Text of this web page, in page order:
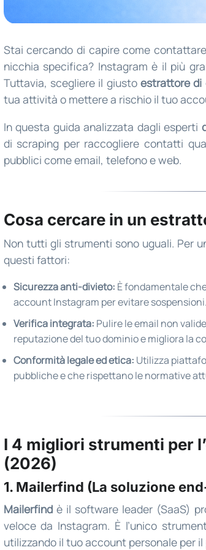
Stai cercando di capire come
nicchia specifica? Instagram è il più
Tuttavia, scegliere il giustoestrattore di
tua attività o mettere a rischio il tuo
In questa guida analizzata dagli esperti
di scraping per raccogliere contatti
pubblici come email, telefono e web.
Cosa cercare in un
Non tutti gli strumenti sono uguali. Per
questi fattori:
Sicurezza anti-divieto: È fondamentale
account Instagram per evitare sospensioni.
Verifica integrata: Pulire le email non
reputazione del tuo dominio e migliora la
Conformità legale ed etica: Utilizza
pubbliche e che rispettano le normative
I 4 migliori strumenti per
(2026)
1. Mailerfind (La soluzione
Mailerfindè il software leader (SaaS)
veloce da Instagram. È l’unico
utilizzando il tuo account personale per